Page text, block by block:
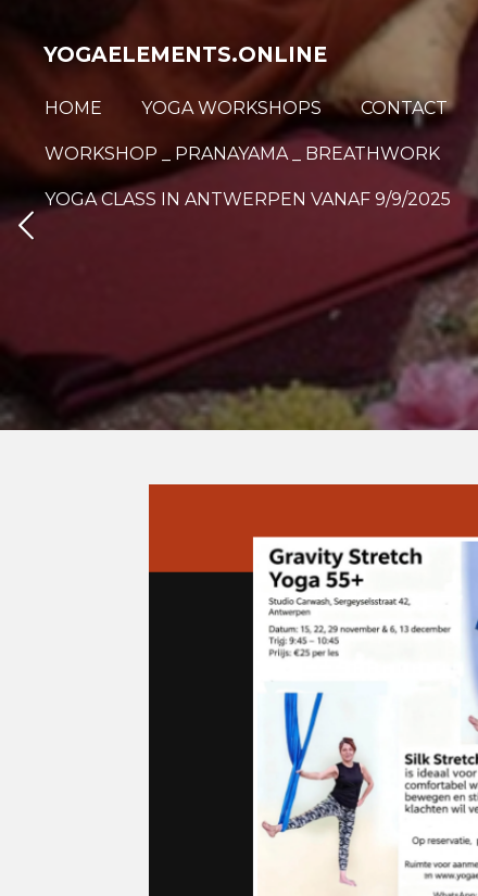
directYOGAELEMENTS.ONLINE
HOME YOGA WORKSHOPS CONTACT
WORKSHOP _ PRANAYAMA _ BREATHWORK
YOGA CLASS IN ANTWERPEN VANAF 9/9/2025